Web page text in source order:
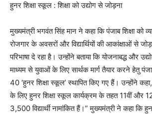
हुनर शिक्षा स्कूल : शिक्षा को उद्योग से जोड़ना
मुख्यमंत्री भगवंत सिंह मान ने कहा कि पंजाब शिक्षा को
रोजगार के अवसरों और विद्यार्थियों की आकांक्षाओं से
परिभाषा दे रहा है। उन्होंने बताया कि योजनाबद्ध और
माध्यम से युवाओं के लिए सार्थक मार्ग तैयार करने हेतु
40 ‘हुनर शिक्षा स्कूल’ स्थापित किए गए हैं। उन्होंने
के लिए हुनर शिक्षा स्कूल कार्यक्रम के तहत 11वीं और
3,500 विद्यार्थी नामांकित हैं।” मुख्यमंत्री ने कहा कि